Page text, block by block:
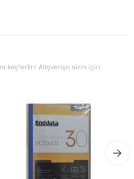
keşfedin! Alışverişe sizin için